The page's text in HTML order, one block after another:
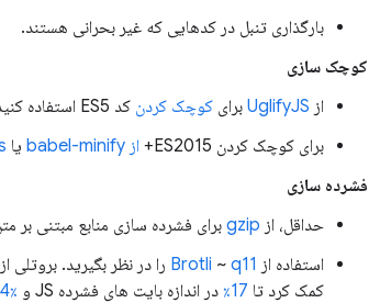
بارگذاری تنبل در کدهایی که غیر بحرانی هستند.
کوچک سازی
از UglifyJS برای کوچک کردن کد ES5 استفاده کنید.
برای کوچک کردن ES2015+
از babel-minify یا
فشرده سازی
حداقل، از gzip برای فشرده سازی منابع مبتنی بر
استفاده از
Brotli ~ q11
کمک کرد تا 17٪ در اندازه بایت های فشرده JS و LinkedIn 4٪